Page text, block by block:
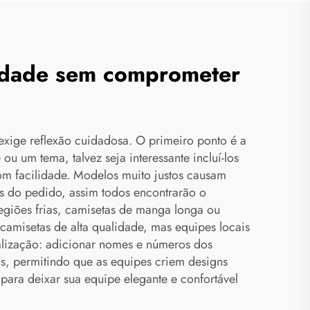
sem comprometer
reflexão cuidadosa. O primeiro ponto é a
um tema, talvez seja interessante incluí-los
facilidade. Modelos muito justos causam
do pedido, assim todos encontrarão o
frias, camisetas de manga longa ou
de alta qualidade, mas equipes locais
adicionar nomes e números dos
permitindo que as equipes criem designs
deixar sua equipe elegante e confortável